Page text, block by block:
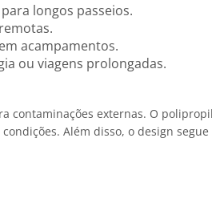
longos passeios.
acampamentos.
ou viagens prolongadas.
contaminações externas. O
Além disso, o design